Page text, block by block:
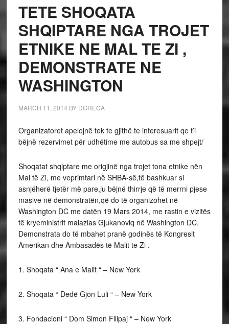
TETE SHOQATA
SHQIPTARE NGA TROJET
ETNIKE NE MAL TE ZI ,
DEMONSTRATE NE
WASHINGTON
MARCH 11, 2014 BY DGRECA
Organizatoret apelojnë tek te gjithë te interesuarit qe t’i
bëjnë rezervimet për udhëtime me autobus sa me shpejt/
Shoqatat shqiptare me origjinë nga trojet tona etnike nën
Mal të Zi, me veprimtari në SHBA-së,të bashkuar si
asnjëherë tjetër më pare,ju bëjnë thirrje që të merrni pjese
masive në demonstratën,që do të organizohet në
Washington DC me datën 19 Mars 2014, me rastin e vizitës
të kryeministrit malazias Gjukanoviq në Washington DC.
Demonstrata do të mbahet pranë godinës të Kongresit
Amerikan dhe Ambasadës të Malit te Zi .
1. Shoqata “ Ana e Malit “ – New York
2. Shoqata “ Dedë Gjon Luli “ – New York
3. Fondacioni “ Dom Simon Filipaj “ – New York